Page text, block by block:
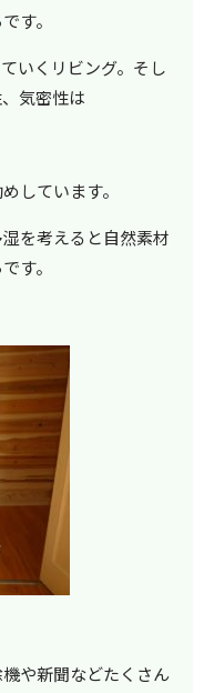
す。
いくリビング。そし
気密性は
しています。
を考えると自然素材
す。
や新聞などたくさん